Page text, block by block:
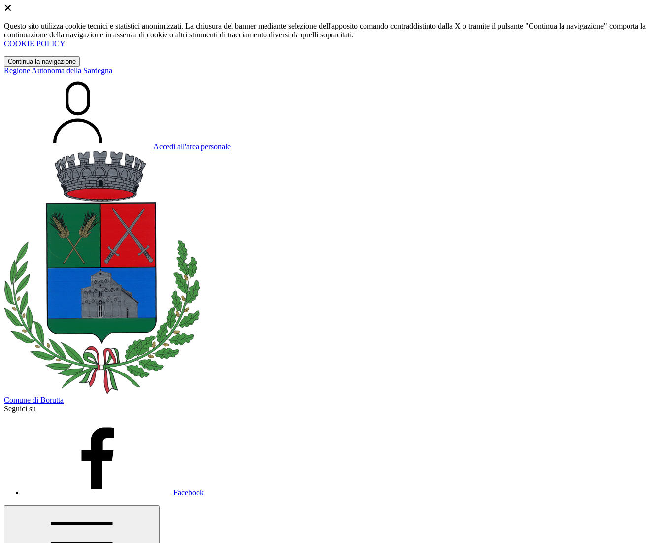
Questo sito utilizza cookie tecnici e statistici anonimizzati. La chiusura del banner mediante selezione dell'apposito comando contraddistinto dalla X o tramite il pulsante "Continua la navigazione" comporta la
continuazione della navigazione in assenza di cookie o altri strumenti di tracciamento diversi da quelli sopracitati.
COOKIE POLICY
Continua la navigazione
Regione Autonoma della Sardegna
Accedi all'area personale
Comune di Borutta
Seguici su
Facebook